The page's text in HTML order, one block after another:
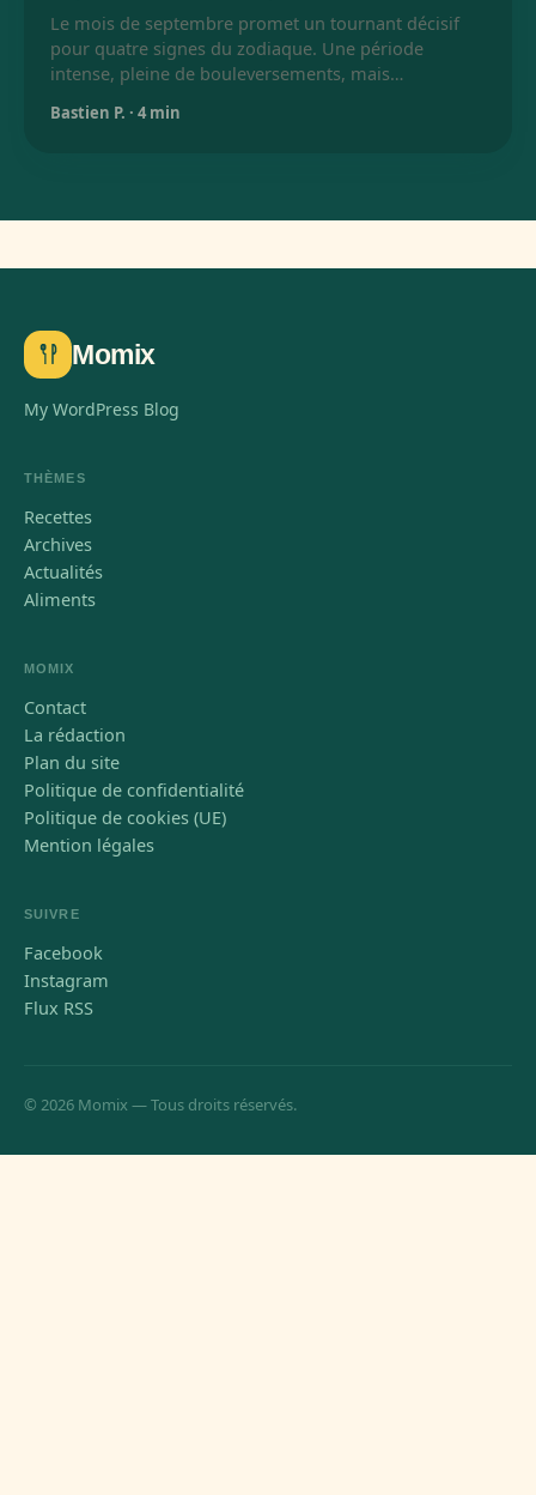
Le mois de septembre promet un tournant décisif
pour quatre signes du zodiaque. Une période
intense, pleine de bouleversements, mais…
Bastien P. · 4 min
Momix
My WordPress Blog
THÈMES
Recettes
Archives
Actualités
Aliments
MOMIX
Contact
La rédaction
Plan du site
Politique de confidentialité
Politique de cookies (UE)
Mention légales
SUIVRE
Facebook
Instagram
Flux RSS
© 2026 Momix — Tous droits réservés.